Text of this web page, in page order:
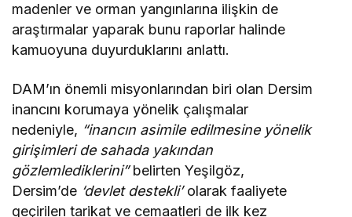
madenler ve orman yangınlarına ilişkin de
araştırmalar yaparak bunu raporlar halinde
kamuoyuna duyurduklarını anlattı.
DAM’ın önemli misyonlarından biri olan Dersim
inancını korumaya yönelik çalışmalar
nedeniyle, “inancın asimile edilmesine yönelik
girişimleri de sahada yakından
gözlemlediklerini”belirten Yeşilgöz,
Dersim’de ‘devlet destekli’olarak faaliyete
geçirilen tarikat ve cemaatleri de ilk kez